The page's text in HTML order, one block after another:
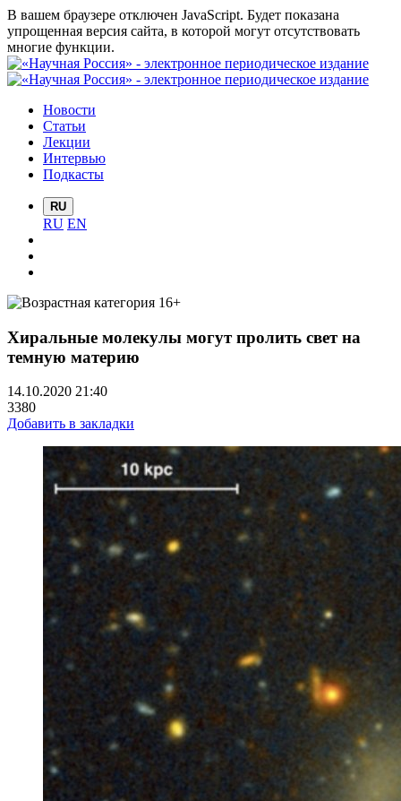
В вашем браузере отключен JavaScript. Будет показана
упрощенная версия сайта, в которой могут отсутствовать
многие функции.
Новости
Статьи
Лекции
Интервью
Подкасты
RU
RU EN
Хиральные молекулы могут пролить свет на
темную материю
14.10.2020 21:40
3380
Добавить в закладки